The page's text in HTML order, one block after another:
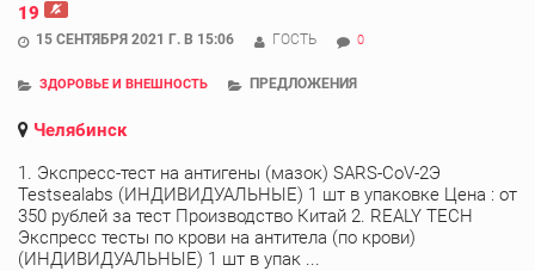
19
15 СЕНТЯБРЯ 2021 Г. В 15:06 ГОСТЬ 0
ЗДОРОВЬЕ И ВНЕШНОСТЬ ПРЕДЛОЖЕНИЯ
Челябинск
1. Экспресс-тест на антигены (мазок) SARS-CoV-2Э
Testsealabs (ИНДИВИДУАЛЬНЫЕ) 1 шт в упаковке Цена : от
350 рублей за тест Производство Китай 2. REALY TECH
Экспресс тесты по крови на антитела (по крови)
(ИНДИВИДУАЛЬНЫЕ) 1 шт в упак ...